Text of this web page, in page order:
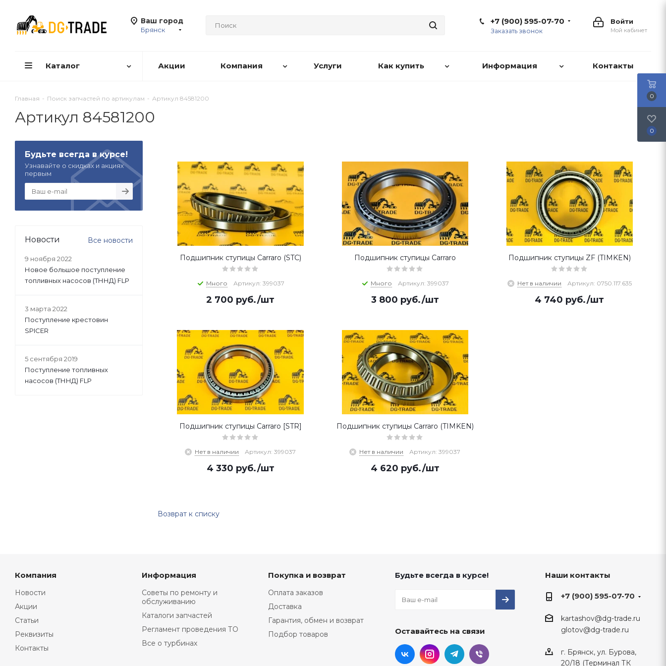
Ваш город
Брянск
Войти
Мой кабинет
+7 (900) 595-07-70
Заказать звонок
Каталог Акции Компания Услуги Как купить Информация Контакты
Главная - Поиск запчастей по артикулам - Артикул 84581200
Артикул 84581200
Подшипник ступицы Carraro (STC)
Много Артикул: 399037
2 700 руб./шт
Подшипник ступицы Carraro
Много Артикул: 399037
3 800 руб./шт
Подшипник ступицы ZF (TIMKEN)
Нет в наличии Артикул: 0750.117.635
4 740 руб./шт
Подшипник ступицы Carraro [STR]
Нет в наличии Артикул: 399037
4 330 руб./шт
Подшипник ступицы Carraro (TIMKEN)
Нет в наличии Артикул: 399037
4 620 руб./шт
Возврат к списку
Будьте всегда в курсе!
Узнавайте о скидках и акциях
первым
Новости Все новости
9 ноября 2022
Новое большое поступление
топливных насосов (ТННД) FLP
3 марта 2022
Поступление крестовин
SPICER
5 сентября 2019
Поступление топливных
насосов (ТННД) FLP
Компания
Новости
Акции
Статьи
Реквизиты
Контакты
Информация
Советы по ремонту и
обслуживанию
Каталоги запчастей
Регламент проведения ТО
Все о турбинах
Покупка и возврат
Оплата заказов
Доставка
Гарантия, обмен и возврат
Подбор товаров
Будьте всегда в курсе!
Оставайтесь на связи
Наши контакты
+7 (900) 595-07-70
kartashov@dg-trade.ru
glotov@dg-trade.ru
г. Брянск, ул. Бурова,
20/18 (Терминал ТК
0
0